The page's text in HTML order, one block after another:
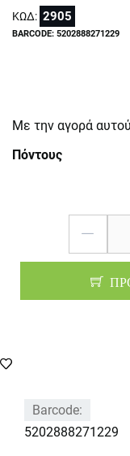
ΚΩΔ: 2905
BARCODE: 5202888271229
Με την αγορά
Πόντους
Barcode:
5202888271229